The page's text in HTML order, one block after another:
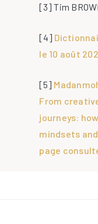
[3] Tim
[4]
le 10 août
[5]
From
journeys:
mindsets
page